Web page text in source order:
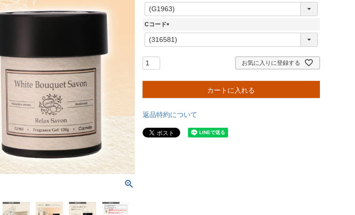
(
必
須
Cコード
(
必
お気に入りに登録する
カートに入れる
返品特約について